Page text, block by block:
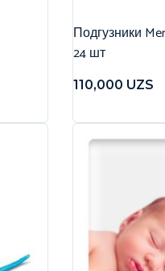
Подгузники
24 шт
110,000 UZS